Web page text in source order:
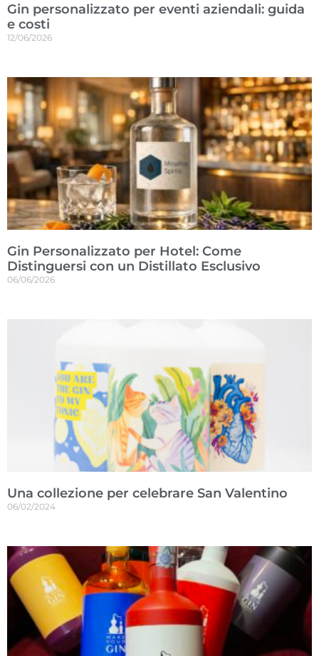
Gin personalizzato per eventi aziendali: guida
e costi
12/06/2026
Gin Personalizzato per Hotel: Come
Distinguersi con un Distillato Esclusivo
06/06/2026
Una collezione per celebrare San Valentino
06/02/2024